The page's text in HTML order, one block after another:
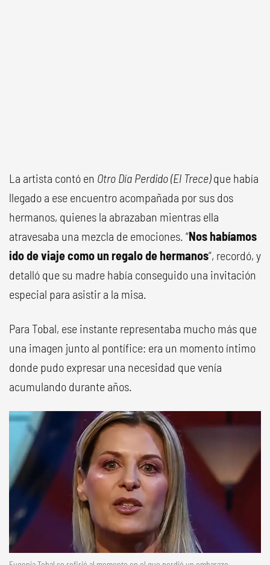
La artista contó en Otro Día Perdido (El Trece)que había
llegado a ese encuentro acompañada por sus dos
hermanos, quienes la abrazaban mientras ella
atravesaba una mezcla de emociones. “Nos habíamos
ido de viaje como un regalo de hermanos”, recordó, y
detalló que su madre había conseguido una invitación
especial para asistir a la misa.
Para Tobal, ese instante representaba mucho más que
una imagen junto al pontífice: era un momento íntimo
donde pudo expresar una necesidad que venía
acumulando durante años.